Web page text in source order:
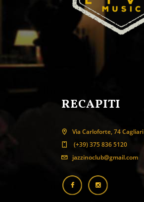
RECAPITI
Via Carloforte, 74 Cagliari
(+39) 375 836 5120
jazzinoclub@gmail.com